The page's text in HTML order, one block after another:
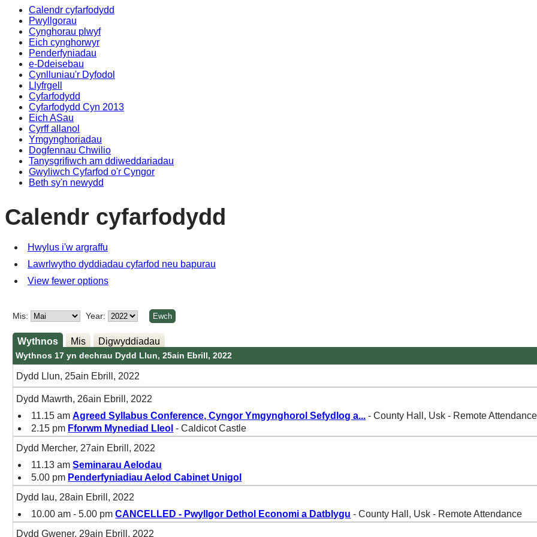
Calendr cyfarfodydd
Pwyllgorau
Cynghorau plwyf
Eich cynghorwyr
Penderfyniadau
e-Ddeisebau
Cynlluniau'r Dyfodol
Llyfrgell
Cyfarfodydd
Cyfarfodydd Cyn 2013
Eich ASau
Cyrff allanol
Ymgynghoriadau
Dogfennau Chwilio
Tanysgrifiwch am ddiweddariadau
Gwyliwch Cyfarfod o'r Cyngor
Beth sy'n newydd
Calendr cyfarfodydd
Hwylus i'w argraffu
Lawrlwytho dyddiadau cyfarfod neu bapurau
View fewer options
Mis: Year:
Wythnos Mis Digwyddiadau
Wythnos 17 yn dechrau Dydd Llun, 25ain Ebrill, 2022
Dydd Llun, 25ain Ebrill, 2022
Dydd Mawrth, 26ain Ebrill, 2022
11.15 am
of
Agreed Syllabus Conference, Cyngor Ymgynghorol Sefydlog a... - County Hall, Usk - Remote Attendance
2.15 pm
of
Fforwm Mynediad Lleol - Caldicot Castle
Dydd Mercher, 27ain Ebrill, 2022
11.13 am
of
Seminarau Aelodau
5.00 pm
of
Penderfyniadiau Aelod Cabinet Unigol
Dydd Iau, 28ain Ebrill, 2022
10.00 am - 5.00 pmCANCELLED - Pwyllgor Dethol Economi a Datblygu - County Hall, Usk - Remote Attendance
Dydd Gwener, 29ain Ebrill, 2022